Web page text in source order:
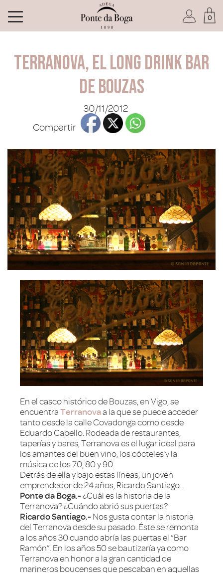
He olvidado mi contraseña
ACCEDER
0
Terranova, el long drink bar
de Bouzas
30/11/2012
Compartir
En el casco histórico de Bouzas, en Vigo, se
encuentraTerranovaa la que se puede acceder
tanto desde la calle Covadonga como desde
Eduardo Cabello. Rodeada de restaurantes,
taperías y bares, Terranova es el lugar ideal para
los amantes del buen vino, los cócteles y la
música de los 70, 80 y 90.
Detrás de ella y bajo estas líneas, un joven
emprendedor de 24 años, Ricardo Santiago…
Ponte da Boga.-¿Cuál es la historia de la
Terranova? ¿Cuándo abrió sus puertas?
Ricardo Santiago.- Nos gusta contar la historia
del Terranova desde su pasado. Éste se remonta
a los años 30 cuando abría las puertas el “Bar
Ramón”. En los años 50 se bautizaría ya como
Terranova en honor a la gran cantidad de
marineros boucenses que pescaban en aquellas